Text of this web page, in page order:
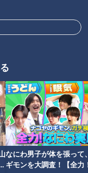
なにわ男子が体を張って
ギモンを大調査！【全力
画】きょうは歌って踊
型ドキュメンタリー 第
が出にくい菓子を道化